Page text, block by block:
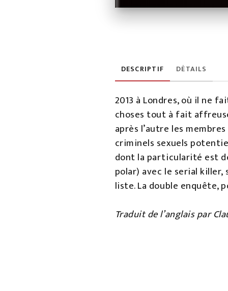
DESCRIPTIF DÉTAILS
2013 à Londres, où il ne
choses tout à fait
après l’autre les
criminels sexuels
dont la particularité est
polar) avec le serial
liste. La double enquête,
Traduit de l’anglais par